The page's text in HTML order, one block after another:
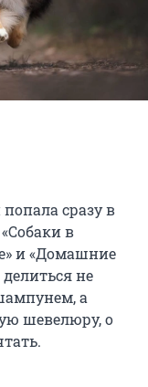
сразу в
в
и «Домашние
не
а
шевелюру, о